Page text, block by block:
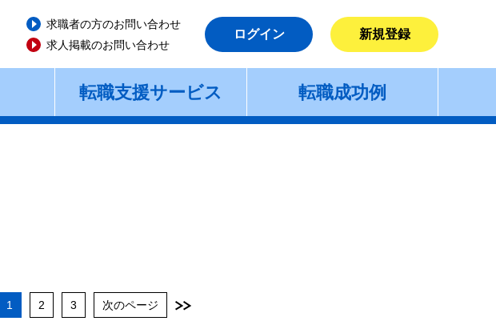
求職者の方のお問い合わせ
求人掲載のお問い合わせ
ログイン 新規登録
転職支援サービス 転職成功例
1 2 3 次のページ